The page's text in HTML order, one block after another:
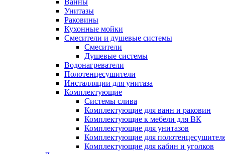
Ванны
Унитазы
Раковины
Кухонные мойки
Смесители и душевые системы
Смесители
Душевые системы
Водонагреватели
Полотенцесушители
Инсталляции для унитаза
Комплектующие
Системы слива
Комплектующие для ванн и раковин
Комплектующие к мебели для ВК
Комплектующие для унитазов
Комплектующие для
Комплектующие для кабин и уголков